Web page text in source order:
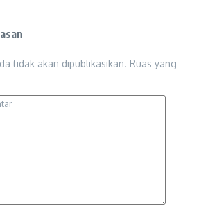
tidak akan dipublikasikan. Ruas yang